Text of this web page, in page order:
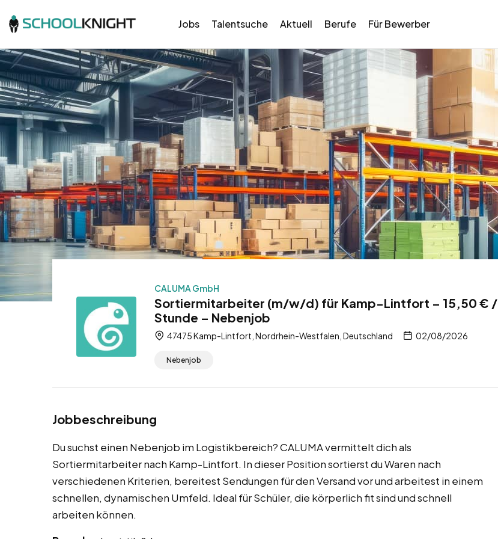
Jobs Talentsuche Aktuell Berufe Für Bewerber
CALUMA GmbH
Sortiermitarbeiter (m/w/d) für Kamp-Lintfort – 15,50 € /
Stunde – Nebenjob
47475 Kamp-Lintfort, Nordrhein-Westfalen, Deutschland 02/08/2026
Nebenjob
Jobbeschreibung
Du suchst einen Nebenjob im Logistikbereich? CALUMA vermittelt dich als
Sortiermitarbeiter nach Kamp-Lintfort. In dieser Position sortierst du Waren nach
verschiedenen Kriterien, bereitest Sendungen für den Versand vor und arbeitest in einem
schnellen, dynamischen Umfeld. Ideal für Schüler, die körperlich fit sind und schnell
arbeiten können.